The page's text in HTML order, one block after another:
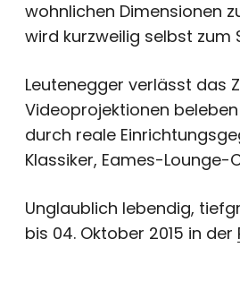
wohnlichen Dimensionen
wird kurzweilig selbst zum
Leutenegger verlässt das
Videoprojektionen
durch reale
Klassiker, Eames-
Unglaublich lebendig,
bis 04. Oktober 2015 in der